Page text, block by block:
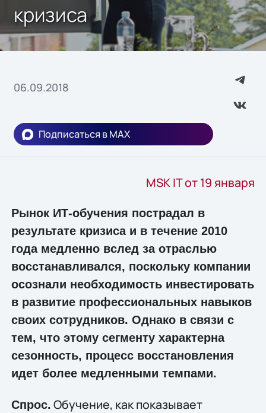
кризиса
06.09.2018
Подписаться в MAX
MSK IT от 19 января
Рынок ИТ-обучения пострадал в
результате кризиса и в течение 2010
года медленно вслед за отраслью
восстанавливался, поскольку компании
осознали необходимость инвестировать
в развитие профессиональных навыков
своих сотрудников. Однако в связи с
тем, что этому сегменту характерна
сезонность, процесс восстановления
идет более медленными темпами.
Спрос. Обучение, как показывает